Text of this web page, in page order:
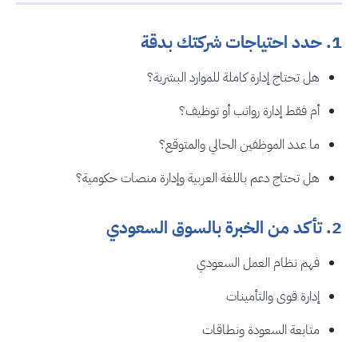
1. حدد احتياجات شركتك بدقة
هل تحتاج إدارة كاملة للموارد البشرية؟
أم فقط إدارة رواتب أو توظيف؟
ما عدد الموظفين الحالي والمتوقع؟
هل تحتاج دعم باللغة العربية وإدارة منصات حكومية؟
2. تأكد من الخبرة بالسوق السعودي
فهم نظام العمل السعودي
إدارة قوى والتأمينات
متابعة السعودة ونطاقات